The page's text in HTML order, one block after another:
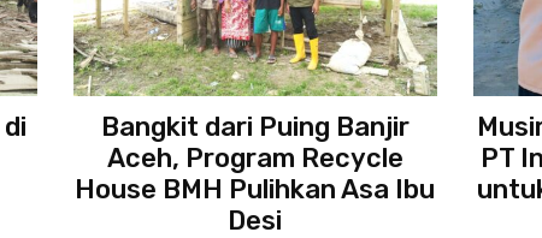
Bangkit dari Puing Banjir
Aceh, Program Recycle
House BMH Pulihkan Asa Ibu
Desi
PT